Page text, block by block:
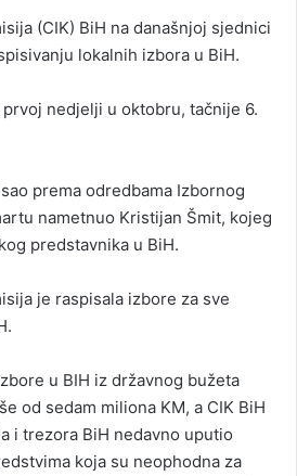
(CIK) BiH na današnjoj sjednici
lokalnih izbora u BiH.
nedjelji u oktobru, tačnije 6.
prema odredbama Izbornog
nametnuo Kristijan Šmit, kojeg
predstavnika u BiH.
je raspisala izbore za sve
u BIH iz državnog bužeta
od sedam miliona KM, a CIK BiH
i trezora BiH nedavno uputio
koja su neophodna za